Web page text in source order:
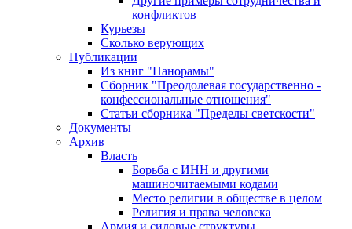
конфликтов
Курьезы
Сколько верующих
Публикации
Из книг "Панорамы"
Сборник "Преодолевая государственно -
конфессиональные отношения"
Статьи сборника "Пределы светскости"
Документы
Архив
Власть
Борьба с ИНН и другими
машиночитаемыми кодами
Место религии в обществе в целом
Религия и права человека
Армия и силовые структуры